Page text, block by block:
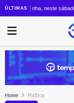
ÚLTIMAS
reforça o Detran e abre
ganha, neste sábado (08),
Home Política